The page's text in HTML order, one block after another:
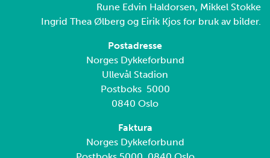
Rune Edvin Haldorsen, Mikkel Stokke
Ingrid Thea Ølberg og Eirik Kjos for bruk av bilder.
Postadresse
Norges Dykkeforbund
Ullevål Stadion
Postboks 5000
0840 Oslo
Faktura
Norges Dykkeforbund